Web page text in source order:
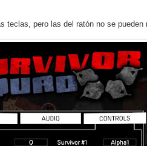
teclas, pero las del ratón no se pueden